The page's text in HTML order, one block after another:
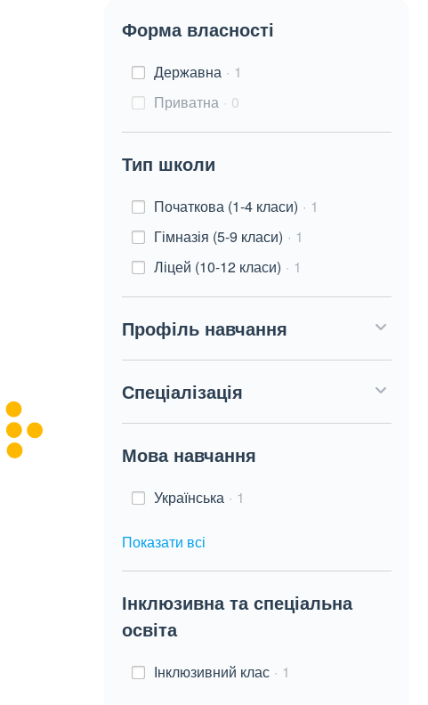
Форма власності
Державна
1
Приватна
0
Тип школи
Початкова (1-4 класи)
1
Гімназія (5-9 класи)
1
Ліцей (10-12 класи)
1
Профіль навчання
Спеціалізація
Мова навчання
Українська 1
Показати всі
Інклюзивна та спеціальна
освіта
Інклюзивний клас 1